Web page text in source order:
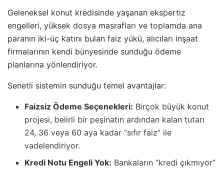
Geleneksel konut kredisinde yaşanan ekspertiz
engelleri, yüksek dosya masrafları ve toplamda ana
paranın iki-üç katını bulan faiz yükü, alıcıları inşaat
firmalarının kendi bünyesinde sunduğu ödeme
planlarına yönlendiriyor.
Senetli sistemin sunduğu temel avantajlar:
Faizsiz Ödeme Seçenekleri: Birçok büyük konut
projesi, belirli bir peşinatın ardından kalan tutarı
24, 36 veya 60 aya kadar “sıfır faiz” ile
vadelendiriyor.
Kredi Notu Engeli Yok: Bankaların “kredi çıkmıyor”